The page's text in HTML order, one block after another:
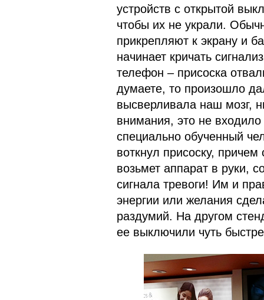
устройств с открытой
чтобы их не украли.
прикрепляют к экрану и
начинает кричать
телефон – присоска
думаете, то произошло
высверливала наш мозг,
внимания, это не
специально обученный
воткнул присоску,
возьмет аппарат в руки,
сигнала тревоги! Им и
энергии или желания
раздумий. На другом
ее выключили чуть